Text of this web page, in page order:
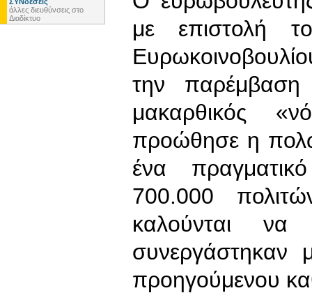
άλλες διευθύνσεις στο
Διαδίκτυο
με επιστολή
την
μακαρθικός
προώθησε η
ένα
700.000
καλούνται
συνεργάστηκαν
προηγούμενου